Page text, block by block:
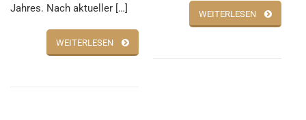
Jahres. Nach aktueller […]
WEITERLESEN
WEITERLESEN